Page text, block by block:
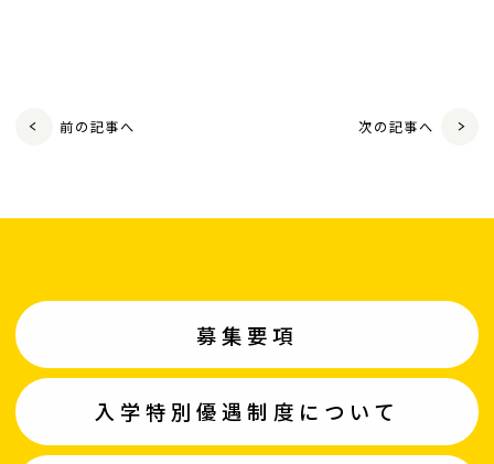
前の記事へ 次の記事へ
募集要項
入学特別優遇制度について